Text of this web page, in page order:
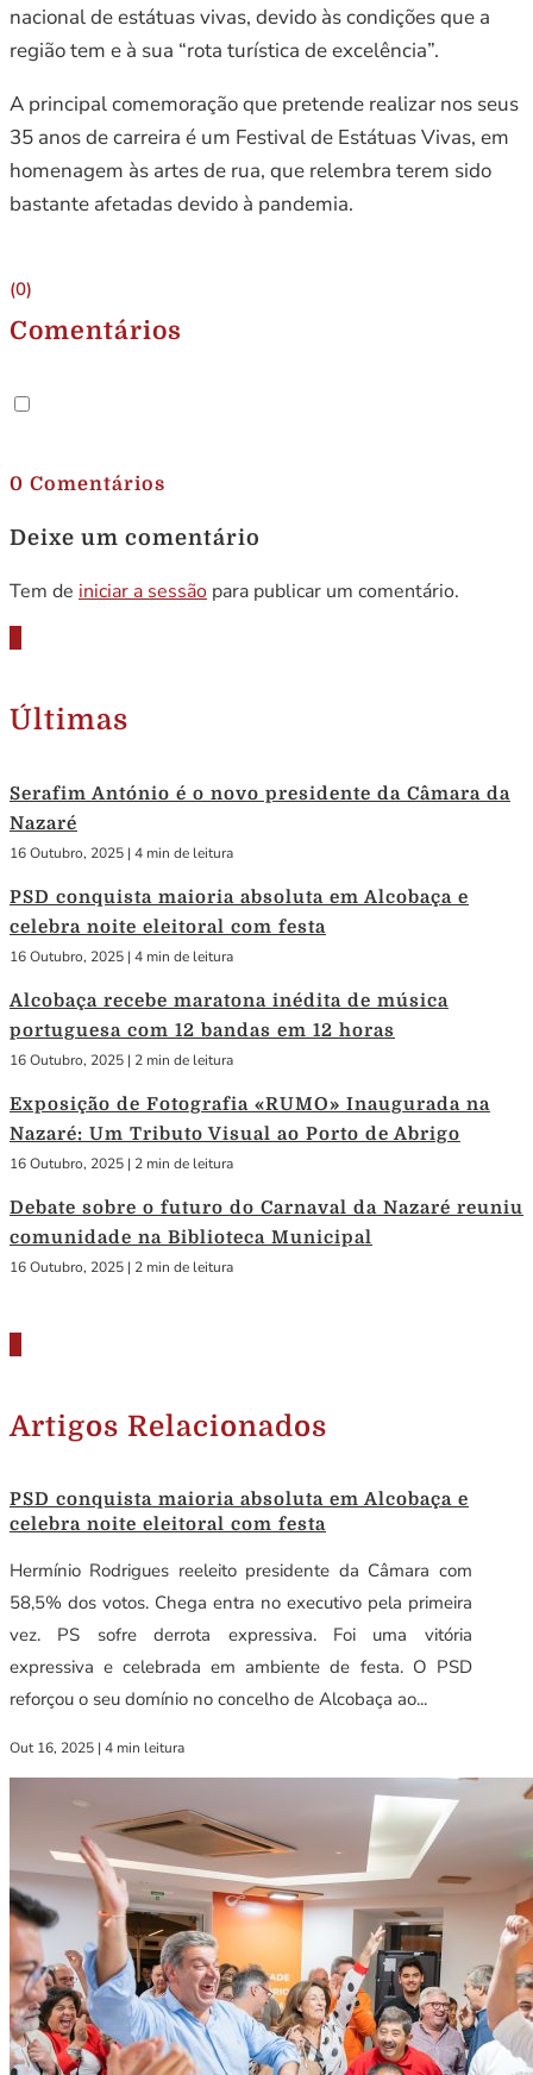
nacional de estátuas vivas, devido às condições que a
região tem e à sua “rota turística de excelência”.
A principal comemoração que pretende realizar nos seus
35 anos de carreira é um Festival de Estátuas Vivas, em
homenagem às artes de rua, que relembra terem sido
bastante afetadas devido à pandemia.
(0)
Comentários
0 Comentários
Deixe um comentário
Tem de iniciar a sessão para publicar um comentário.
Últimas
Serafim António é o novo presidente da Câmara da
Nazaré
16 Outubro, 2025 | 4 min de leitura
PSD conquista maioria absoluta em Alcobaça e
celebra noite eleitoral com festa
16 Outubro, 2025 | 4 min de leitura
Alcobaça recebe maratona inédita de música
portuguesa com 12 bandas em 12 horas
16 Outubro, 2025 | 2 min de leitura
Exposição de Fotografia «RUMO» Inaugurada na
Nazaré: Um Tributo Visual ao Porto de Abrigo
16 Outubro, 2025 | 2 min de leitura
Debate sobre o futuro do Carnaval da Nazaré reuniu
comunidade na Biblioteca Municipal
16 Outubro, 2025 | 2 min de leitura
Artigos Relacionados
PSD conquista maioria absoluta em Alcobaça e
celebra noite eleitoral com festa
Hermínio Rodrigues reeleito presidente da Câmara com
58,5% dos votos. Chega entra no executivo pela primeira
vez. PS sofre derrota expressiva. Foi uma vitória
expressiva e celebrada em ambiente de festa. O PSD
reforçou o seu domínio no concelho de Alcobaça ao...
Out 16, 2025 | 4 min leitura